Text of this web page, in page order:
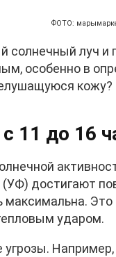
ФОТО:
солнечный луч и
особенно в
11 до 16
достигают
максимальна.
ударом.
угрозы.